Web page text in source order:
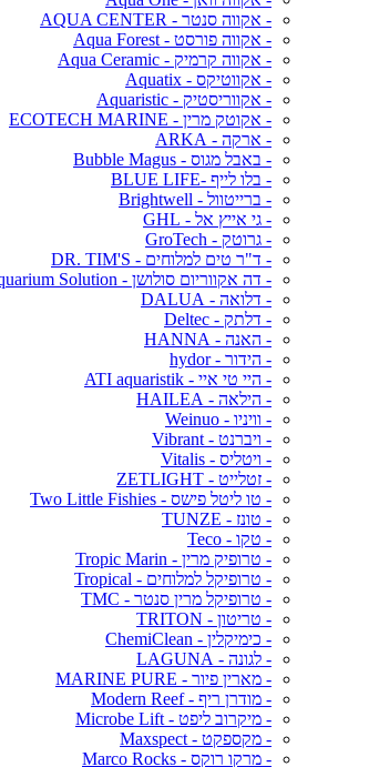
- אקווה סנטר - AQUA CENTER
- אקווה פורסט - Aqua Forest
- אקווה קרמיק - Aqua Ceramic
- אקווטיקס - Aquatix
- אקווריסטיק - Aquaristic
- אקוטק מרין - ECOTECH MARINE
- ארקה - ARKA
- באבל מגוס - Bubble Magus
- בלו לייף -BLUE LIFE
- ברייטוול - Brightwell
- גי אייץ אל - GHL
- גרוטק - GroTech
- ד"ר טים למלוחים - DR. TIM'S
- דה אקווריום סולושן - The Aquarium Solution
- דלואה - DALUA
- דלתק - Deltec
- האנה - HANNA
- הידור - hydor
- היי טי איי - ATI aquaristik
- הילאה - HAILEA
- וויניו - Weinuo
- ויברנט - Vibrant
- ויטליס - Vitalis
- זטלייט - ZETLIGHT
- טו ליטל פישס - Two Little Fishies
- טונז - TUNZE
- טקו - Teco
- טרופיק מרין - Tropic Marin
- טרופיקל למלוחים - Tropical
- טרופיקל מרין סנטר - TMC
- טריטון - TRITON
- כימיקלין - ChemiClean
- לגונה - LAGUNA
- מארין פיור - MARINE PURE
- מודרן ריף - Modern Reef
- מיקרוב ליפט - Microbe Lift
- מקספקט - Maxspect
- מרקו רוקס - Marco Rocks